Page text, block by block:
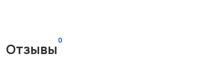
Отзывы
0